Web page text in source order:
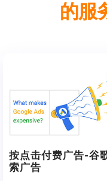
的服
按点击付费广告-谷
索广告